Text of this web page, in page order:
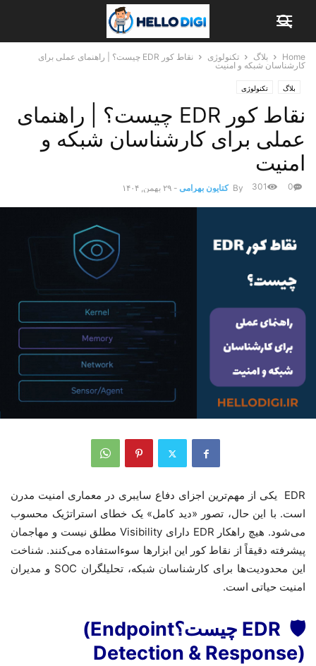
Home بلاگ تکنولوژی
نقاط کور EDR چیست؟ | راهنمای عملی برای
کارشناسان شبکه و امنیت
بلاگ تکنولوژی
نقاط کور EDR چیست؟ | راهنمای
عملی برای کارشناسان شبکه و
امنیت
By کتایون بهرامی - ۲۹ بهمن, ۱۴۰۴ 0
301
EDR
یکی از مهم‌ترین اجزای دفاع سایبری در معماری امنیت مدرن
است. با این حال، تصور «دید کامل» یک خطای استراتژیک محسوب
می‌شود. هیچ راهکار EDR دارای Visibility مطلق نیست و مهاجمان
پیشرفته دقیقاً از نقاط کور این ابزارها سوءاستفاده می‌کنند. شناخت
این محدودیت‌ها برای کارشناسان شبکه، تحلیلگران SOC و مدیران
امنیت حیاتی است.
🛡
EDR چیست؟(Endpoint
Detection & Response)